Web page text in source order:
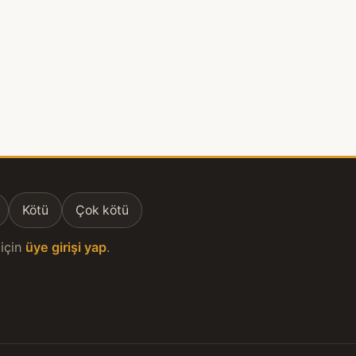
Kötü Çok kötü
üye girişi yap.